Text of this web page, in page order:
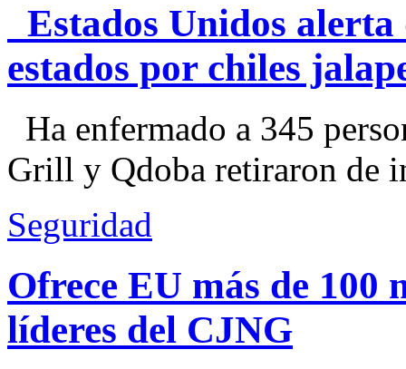
Estados Unidos alerta
estados por chiles
Ha enfermado a 345
Grill y Qdoba retiraron de
Seguridad
Ofrece EU más de 100
líderes del CJNG